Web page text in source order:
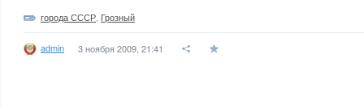
города СССР Грозный
admin 3 ноября 2009, 21:41